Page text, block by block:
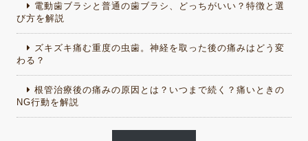
電動歯ブラシと普通の歯ブラシ、どっちがいい？特徴と選
び方を解説
ズキズキ痛む重度の虫歯。神経を取った後の痛みはどう変
わる？
根管治療後の痛みの原因とは？いつまで続く？痛いときの
NG行動を解説